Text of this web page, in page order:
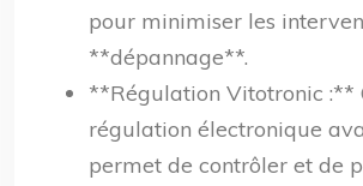
pour minimiser les
**dépannage**.
**Régulation Vitotronic :**
régulation électronique
permet de contrôler et de